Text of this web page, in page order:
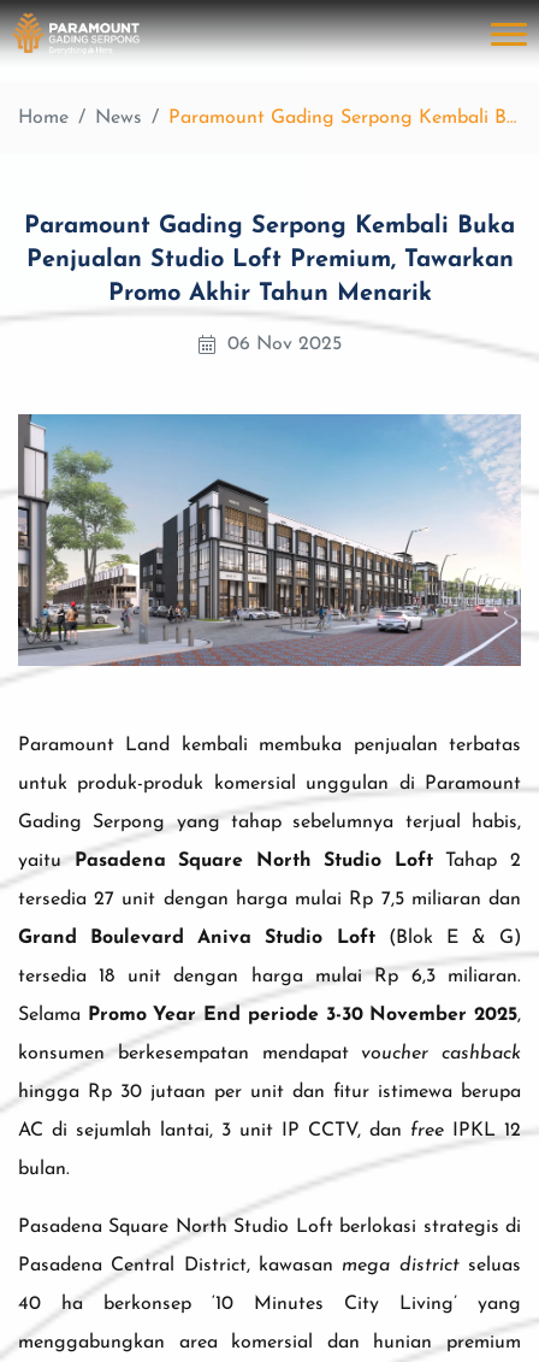
Home News Paramount Gading Serpong Kembali Buka Penjualan Studio Loft Premium, Tawarkan Promo Akhir Tahun Menarik
Paramount Gading Serpong Kembali Buka
Penjualan Studio Loft Premium, Tawarkan
Promo Akhir Tahun Menarik
06 Nov 2025
Paramount Land kembali membuka penjualan terbatas
untuk produk-produk komersial unggulan di Paramount
Gading Serpong yang tahap sebelumnya terjual habis,
yaituPasadena Square North Studio Loft
Tahap 2
tersedia 27 unit dengan harga mulai Rp 7,5 miliaran dan
Grand Boulevard Aniva Studio Loft(Blok E & G)
tersedia 18 unit dengan harga mulai Rp 6,3 miliaran.
Selama
Promo Year End periode 3-30 November 2025,
konsumen berkesempatan mendapatvoucher cashback
hingga Rp 30 jutaan per unit dan fitur istimewa berupa
AC di sejumlah lantai, 3 unit IP CCTV, dan free
IPKL 12
bulan.
Pasadena Square North Studio Loft berlokasi strategis di
Pasadena Central District, kawasan mega districtseluas
40 ha berkonsep ‘10 Minutes City Living’ yang
menggabungkan area komersial dan hunian premium